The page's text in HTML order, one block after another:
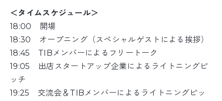
＜タイムスケジュール＞
18:00 開場
18:30 オープニング（スペシャルゲストによる挨拶）
18:45 TIBメンバーによるフリートーク
19:05 出店スタートアップ企業によるライトニングピ
ッチ
19:25 交流会＆TIBメンバーによるライトニングピッ